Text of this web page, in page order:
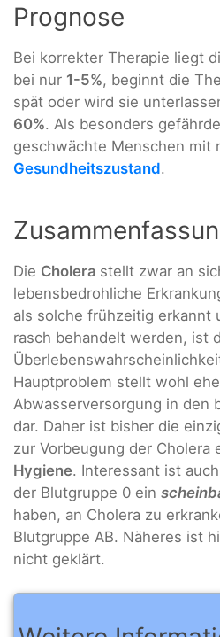
Prognose
Bei korrekter Therapie liegt
bei nur 1-5%, beginnt die
spät oder wird sie
60%. Als besonders
geschwächte Menschen mit
Gesundheitszustand.
Die Cholera stellt zwar an
lebensbedrohliche
als solche frühzeitig erkannt
rasch behandelt werden, ist
Hauptproblem stellt wohl
Abwasserversorgung in den
dar. Daher ist bisher die
zur Vorbeugung der Cholera
Hygiene. Interessant ist
der Blutgruppe 0 ein
haben, an Cholera zu
Blutgruppe AB. Näheres ist
nicht geklärt.